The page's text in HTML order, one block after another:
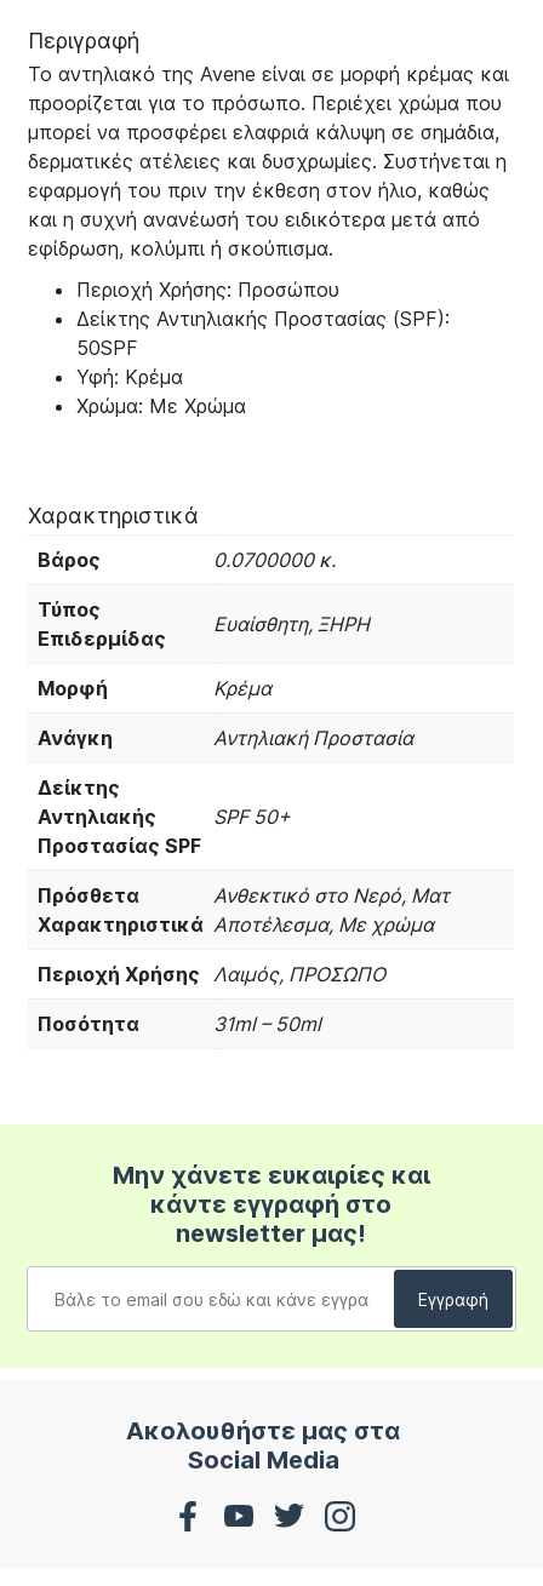
Περιγραφή
Το αντηλιακό της Avene είναι σε μορφή κρέμας και
προορίζεται για το πρόσωπο. Περιέχει χρώμα που
μπορεί να προσφέρει ελαφριά κάλυψη σε σημάδια,
δερματικές ατέλειες και δυσχρωμίες. Συστήνεται η
εφαρμογή του πριν την έκθεση στον ήλιο, καθώς
και η συχνή ανανέωσή του ειδικότερα μετά από
εφίδρωση, κολύμπι ή σκούπισμα.
Περιοχή Χρήσης: Προσώπου
Δείκτης Αντιηλιακής Προστασίας (SPF):
50SPF
Υφή: Κρέμα
Χρώμα: Με Χρώμα
Χαρακτηριστικά
Βάρος 0.0700000 κ.
Τύπος
Επιδερμίδας
Ευαίσθητη, ΞΗΡΗ
Μορφή Κρέμα
Ανάγκη Αντηλιακή Προστασία
Δείκτης
Αντηλιακής
Προστασίας SPF
SPF 50+
Πρόσθετα
Χαρακτηριστικά
Ανθεκτικό στο Νερό, Ματ
Αποτέλεσμα, Με χρώμα
Περιοχή Χρήσης Λαιμός, ΠΡΟΣΩΠΟ
Ποσότητα 31ml – 50ml
Μην χάνετε ευκαιρίες και
κάντε εγγραφή στο
newsletter μας!
Ακολουθήστε μας στα
Social Media